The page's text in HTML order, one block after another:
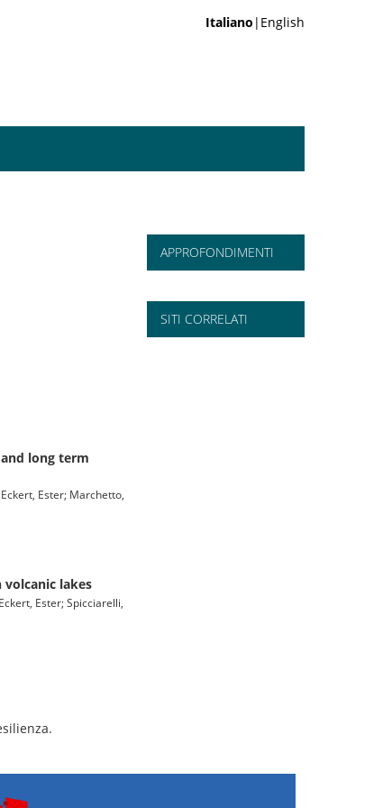
Italiano |English
long term
Ester; Marchetto,
lakes
Ester; Spicciarelli,
APPROFONDIMENTI
SITI CORRELATI